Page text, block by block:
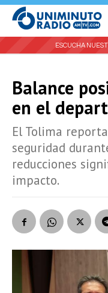
ESCUCHA
Balance
en el
El Tolima
seguridad
reducciones
impacto.